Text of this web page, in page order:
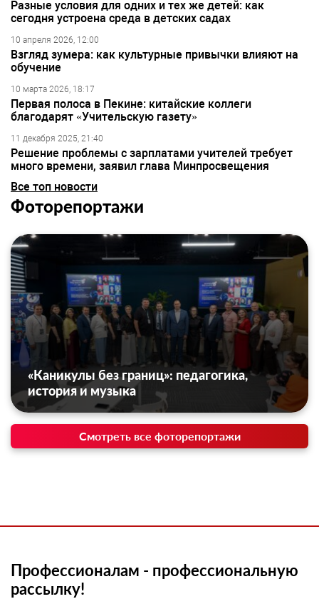
Разные условия для одних и тех же детей: как
сегодня устроена среда в детских садах
10 апреля 2026, 12:00
Взгляд зумера: как культурные привычки влияют на
обучение
10 марта 2026, 18:17
Первая полоса в Пекине: китайские коллеги
благодарят «Учительскую газету»
11 декабря 2025, 21:40
Решение проблемы с зарплатами учителей требует
много времени, заявил глава Минпросвещения
Все топ новости
Фоторепортажи
«Каникулы без границ»: педагогика,
история и музыка
Смотреть все фоторепортажи
Профессионалам - профессиональную
рассылку!